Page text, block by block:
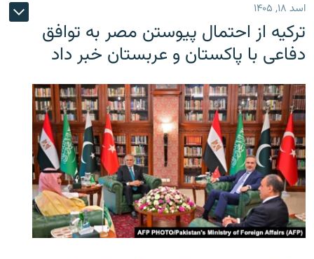
اسد ۱۸, ۱۴۰۵
ترکیه از احتمال پیوستن مصر به توافق
دفاعی با پاکستان و عربستان خبر داد